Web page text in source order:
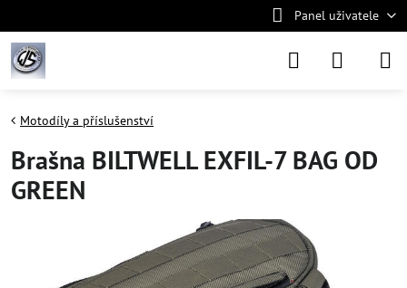
Panel uživatele
Motodíly a příslušenství
Brašna BILTWELL EXFIL-7 BAG OD
GREEN